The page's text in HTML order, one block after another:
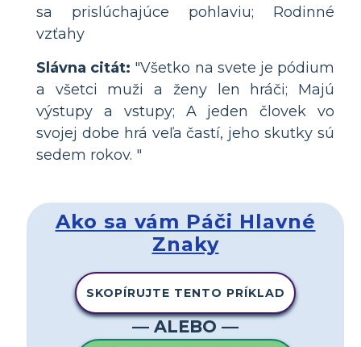
sa prislúchajúce pohlaviu; Rodinné
vzťahy
Slávna citát: "Všetko na svete je pódium
a všetci muži a ženy len hráči; Majú
výstupy a vstupy; A jeden človek vo
svojej dobe hrá veľa častí, jeho skutky sú
sedem rokov. "
Ako sa vám Páči Hlavné
Znaky
SKOPÍRUJTE TENTO PRÍKLAD
— ALEBO —